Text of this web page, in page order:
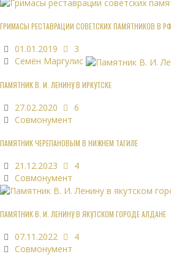
ГРИМАСЫ РЕСТАВРАЦИИ СОВЕТСКИХ ПАМЯТНИКОВ В РФ
01.01.2019
3
Семён Маргулис
ПАМЯТНИК В. И. ЛЕНИНУ В ИРКУТСКЕ
27.02.2020
6
Совмонумент
ПАМЯТНИК ЧЕРЕПАНОВЫМ В НИЖНЕМ ТАГИЛЕ
21.12.2023
4
Совмонумент
ПАМЯТНИК В. И. ЛЕНИНУ В ЯКУТСКОМ ГОРОДЕ АЛДАНЕ
07.11.2022
4
Совмонумент